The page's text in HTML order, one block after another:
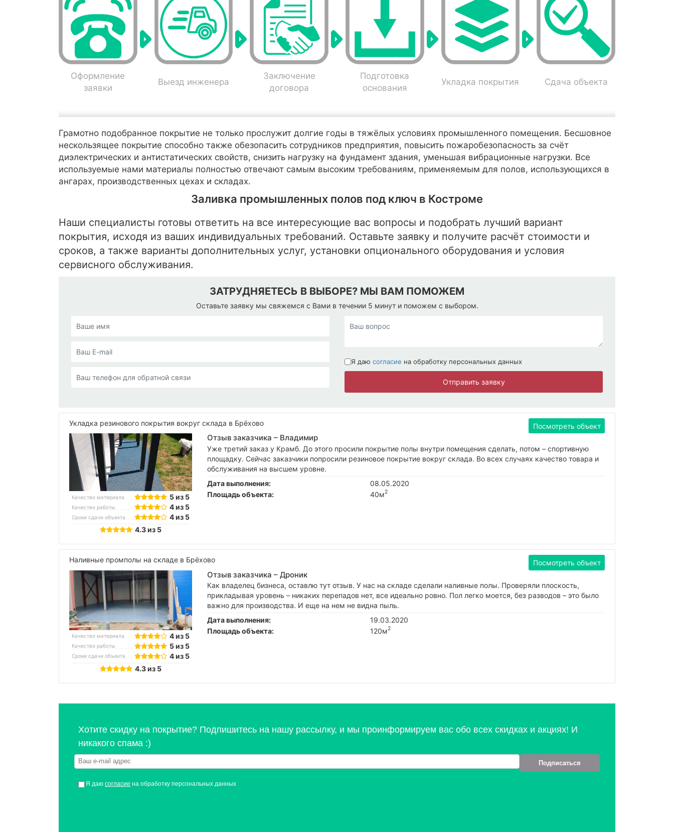
Оформление
заявки
Выезд инженера
Заключение
договора
Подготовка
основания
Укладка покрытия Сдача объекта
Грамотно подобранное покрытие не только прослужит долгие годы в тяжёлых условиях промышленного помещения. Бесшовное
нескользящее покрытие способно также обезопасить сотрудников предприятия, повысить пожаробезопасность за счёт
диэлектрических и антистатических свойств, снизить нагрузку на фундамент здания, уменьшая вибрационные нагрузки. Все
используемые нами материалы полностью отвечают самым высоким требованиям, применяемым для полов, использующихся в
ангарах, производственных цехах и складах.
Заливка промышленных полов под ключ в Костроме
Наши специалисты готовы ответить на все интересующие вас вопросы и подобрать лучший вариант
покрытия, исходя из ваших индивидуальных требований. Оставьте заявку и получите расчёт стоимости и
сроков, а также варианты дополнительных услуг, установки опционального оборудования и условия
сервисного обслуживания.
ЗАТРУДНЯЕТЕСЬ В ВЫБОРЕ? МЫ ВАМ ПОМОЖЕМ
Оставьте заявку мы свяжемся с Вами в течении 5 минут и поможем с выбором.
Я даю согласие на обработку персональных данных
Отправить заявку
Укладка резинового покрытия вокруг склада в Брёхово Посмотреть объект
Качество материала 5 из 5
Качество работы 4 из 5
Сроки сдачи объекта
4 из 5
4.3 из 5
Отзыв заказчика – Владимир
Уже третий заказ у Крамб. До этого просили покрытие полы внутри помещения сделать, потом – спортивную
площадку. Сейчас заказчики попросили резиновое покрытие вокруг склада. Во всех случаях качество товара и
обслуживания на высшем уровне.
Дата выполнения:
08.05.2020
Площадь объекта:
40м2
Наливные промполы на складе в Брёхово Посмотреть объект
Качество материала 4 из 5
Качество работы 5 из 5
Сроки сдачи объекта
4 из 5
4.3 из 5
Отзыв заказчика – Дроник
Как владелец бизнеса, оставлю тут отзыв. У нас на складе сделали наливные полы. Проверяли плоскость,
прикладывая уровень – никаких перепадов нет, все идеально ровно. Пол легко моется, без разводов – это было
важно для производства. И еще на нем не видна пыль.
Дата выполнения:
19.03.2020
Площадь объекта:
120м2
Хотите скидку на покрытие? Подпишитесь на нашу рассылку, и мы проинформируем вас обо всех скидках и акциях! И
никакого спама :)
Подписаться
Я даю согласие на обработку персональных данных